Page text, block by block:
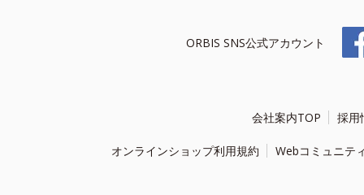
ORBIS SNS公式アカウント
会社案内TOP 採用
オンラインショップ利用規約 Webコミュニテ